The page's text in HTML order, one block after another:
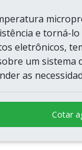
e torná-lo
eletrônicos,
um sistema
as
Cotar